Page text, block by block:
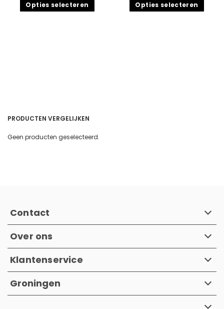
Opties selecteren Opties selecteren
PRODUCTEN VERGELIJKEN
Geen producten geselecteerd.
Contact
Over ons
Klantenservice
Groningen